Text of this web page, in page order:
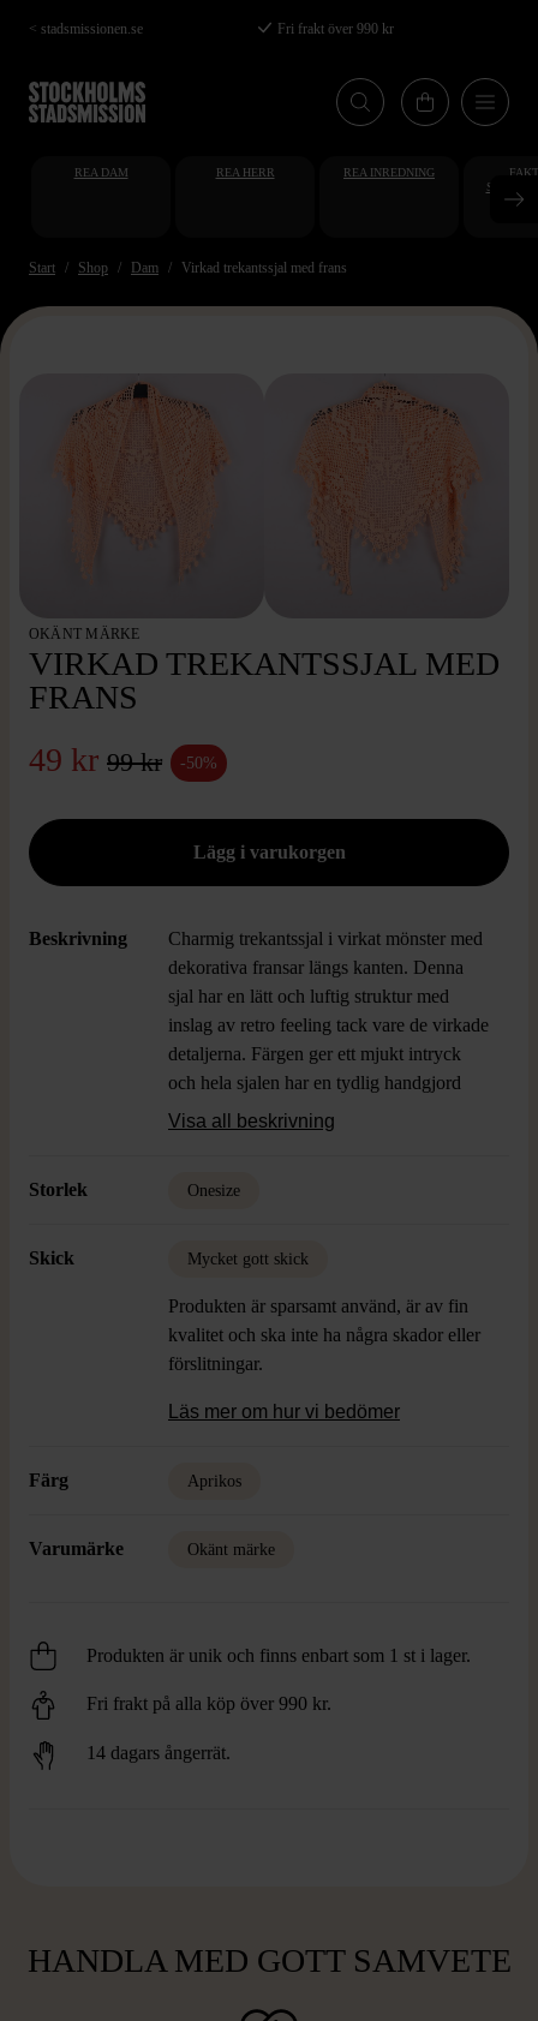
Hoppa
till
huvudinnehåll
< stadsmissionen.se Fri frakt över 990 kr
REA DAM REA HERR REA INREDNING
Start Shop Dam Virkad trekantssjal med frans
OKÄNT MÄRKE
VIRKAD TREKANTSSJAL MED
FRANS
49 kr 99 kr -50%
Beskrivning
Charmig trekantssjal i virkat mönster med
dekorativa fransar längs kanten. Denna
sjal har en lätt och luftig struktur med
inslag av retro feeling tack vare de virkade
detaljerna. Färgen ger ett mjukt intryck
och hela sjalen har en tydlig handgjord
känsla. Perfekt för dig som gillar
Visa all beskrivning
Storlek Onesize
Skick Mycket gott skick
Produkten är sparsamt använd, är av fin
kvalitet och ska inte ha några skador eller
förslitningar.
Läs mer om hur vi bedömer
Färg Aprikos
Varumärke Okänt märke
Produkten är unik och finns enbart som 1 st i lager.
Fri frakt på alla köp över 990 kr.
14 dagars ångerrät.
HANDLA MED GOTT SAMVETE